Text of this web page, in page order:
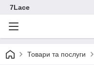
7Lace
Товари та послуги